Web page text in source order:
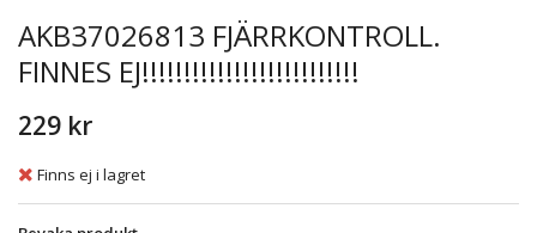
AKB37026813 FJÄRRKONTROLL.
FINNES EJ!!!!!!!!!!!!!!!!!!!!!!!!!!
229 kr
Finns ej i lagret